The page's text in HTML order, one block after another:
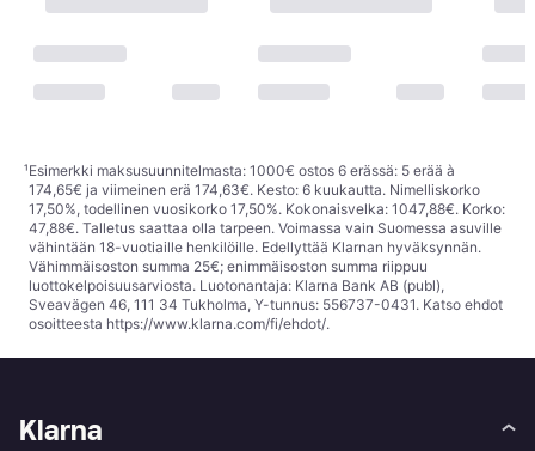
¹Esimerkki maksusuunnitelmasta: 1000€ ostos 6 erässä: 5 erää à
174,65€ ja viimeinen erä 174,63€. Kesto: 6 kuukautta. Nimelliskorko
17,50%, todellinen vuosikorko 17,50%. Kokonaisvelka: 1047,88€. Korko:
47,88€. Talletus saattaa olla tarpeen. Voimassa vain Suomessa asuville
vähintään 18-vuotiaille henkilöille. Edellyttää Klarnan hyväksynnän.
Vähimmäisoston summa 25€; enimmäisoston summa riippuu
luottokelpoisuusarviosta. Luotonantaja: Klarna Bank AB (publ),
Sveavägen 46, 111 34 Tukholma, Y-tunnus: 556737-0431. Katso ehdot
osoitteesta https://www.klarna.com/fi/ehdot/.
Klarna